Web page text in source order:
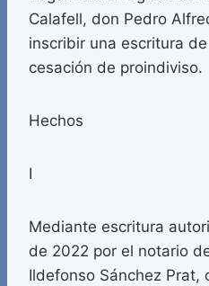
Calafell, don Pedro
inscribir una escritura
cesación de proindiviso.
Hechos
I
Mediante escritura
de 2022 por el notario
Ildefonso Sánchez Prat,